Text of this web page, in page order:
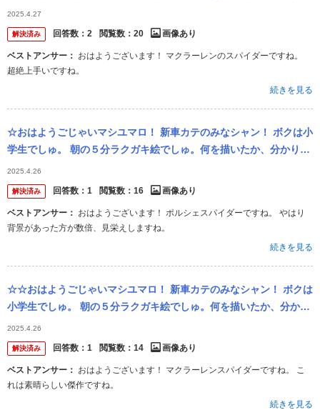
シュかあ？
2025.4.27
解決済み 回答数： 2 閲覧数： 20 画像あり
ベストアンサー：
超絶上手いですね。
続きを見る
☆おはようごじゃいマシユマロ！ 新車カテのみなシャン！ ボクは小
学生でしゅ。 朝の５分ラクガキ絵でしゅ。何を描いたか、分かりマ
シュかあ？
2025.4.26
解決済み 回答数： 1 閲覧数： 16 画像あり
ベストアンサー：
背景があった方が数倍、見栄えしますね。
続きを見る
☆☆おはようごじゃいマシユマロ！ 新車カテのみなシャン！ ボクは
小学生でしゅ。 朝の５分ラクガキ絵でしゅ。何を描いたか、分かり
マシュかあ？
2025.4.26
解決済み 回答数： 1 閲覧数： 14 画像あり
ベストアンサー：
れは素晴らしい傑作ですね。
続きを見る